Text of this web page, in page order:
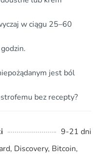
w ciągu 25–60
jest ból
bez recepty?
9-21 dni
Discovery, Bitcoin,